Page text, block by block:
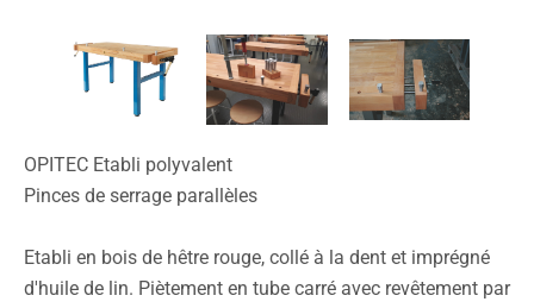
OPITEC Etabli polyvalent
Pinces de serrage parallèles
Etabli en bois de hêtre rouge, collé à la dent et imprégné
d'huile de lin. Piètement en tube carré avec revêtement par